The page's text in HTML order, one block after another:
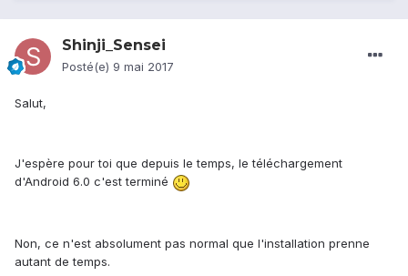
Shinji_Sensei
Posté(e) 9 mai 2017
Salut,
J'espère pour toi que depuis le temps, le téléchargement
d'Android 6.0 c'est terminé
Non, ce n'est absolument pas normal que l'installation prenne
autant de temps.